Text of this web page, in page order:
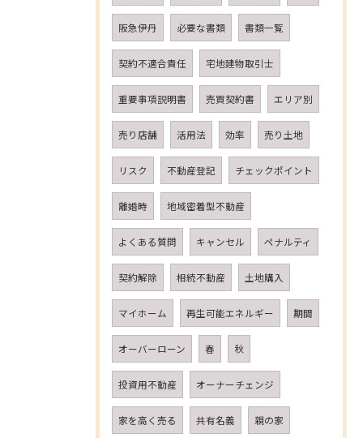
阪急伊丹 必要な書類 書類一覧
契約不適合責任 宅地建物取引士
重要事項説明書 売買契約書 エリア別
売り店舗 活用法 効率 売り土地
リスク 不動産登記 チェックポイント
離婚時 地域密着型不動産
よくある質問 キャンセル ペナルティ
契約解除 相続不動産 土地購入
マイホーム 再生可能エネルギー 期間
オーバーローン 春 秋
投資用不動産 オーナーチェンジ
家を高く売る 共有名義 親の家